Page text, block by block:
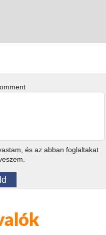
és az abban foglaltakat